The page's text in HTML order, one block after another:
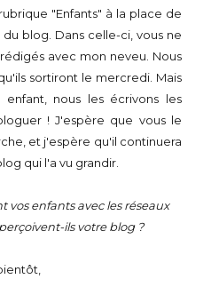
"Enfants" à la place de
blog. Dans celle-ci, vous ne
avec mon neveu. Nous
sortiront le mercredi. Mais
enfant, nous les écrivons les
! J'espère que vous le
et j'espère qu'il continuera
qui l'a vu grandir.
vos enfants avec les réseaux
ils votre blog ?